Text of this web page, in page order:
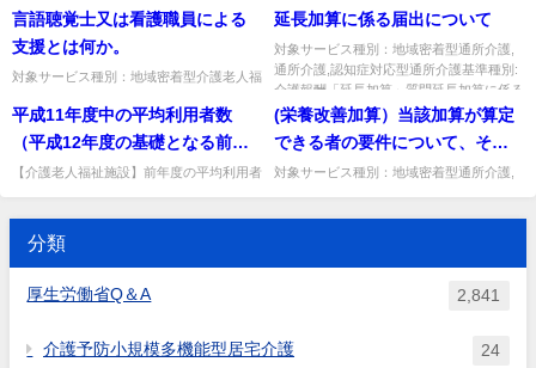
ンマネジメント加算」質問リハビリテーシ
ョンマネジメント加算を算定...
し、9月分の特別な室料の支払い
を受けないことで、経過措置の
対象となることは可能か。
置の対象になるか。9月分の室料を受けず
9月中に契約変更すれば対象...
言語聴覚士又は看護職員による
支援とは何か。
対象サービス種別：地域密着型介護老人福
算」の見直し関係」質問言語聴覚士又は看
護職員による支援とは何か。...
延長加算に係る届出について
対象サービス種別：地域密着型通所介護,
通所介護,認知症対応型通所介護基準種別:
介護報酬「延長加算」質問延長加算に係る
届出について回答延長加算...
平成11年度中の平均利用者数
（平成12年度の基礎となる前年
度実績）の取り扱いについて基
準第12条第2項の前年度の平均値
を算定する際に、平成11年度に
あっては、入院期間中の利用者
中の利用者数は除いた数として
【介護老人福祉施設】前年度の平均利用者
を算定して差し支えない。出...
(栄養改善加算）当該加算が算定
できる者の要件について、その
他低栄養状態にある又はそのお
それがあると認められる者とは
具体的内容如何。また、食事摂
対象サービス種別：地域密着型通所介護,
分類
厚生労働省Q＆A 2,841
介護予防小規模多機能型居宅介護 24